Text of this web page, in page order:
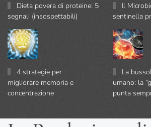
Dieta povera di proteine: 5
segnali (insospettabili)
Il
sentinella
4 strategie per
migliorare memoria e
concentrazione
La
umano: la
punta